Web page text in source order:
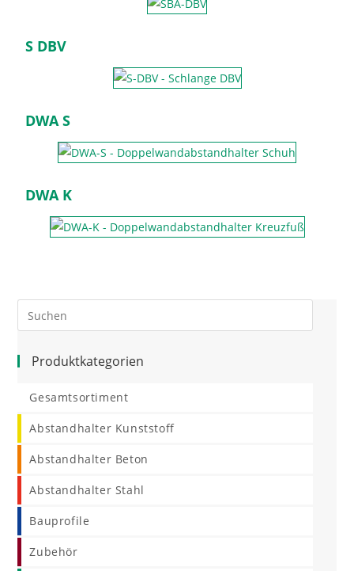
S DBV
DWA S
DWA K
Produktkategorien
Gesamtsortiment
Abstandhalter Kunststoff
Abstandhalter Beton
Abstandhalter Stahl
Bauprofile
Zubehör